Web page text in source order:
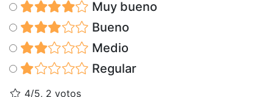
Muy bueno
Bueno
Medio
Regular
4/5, 2 votos